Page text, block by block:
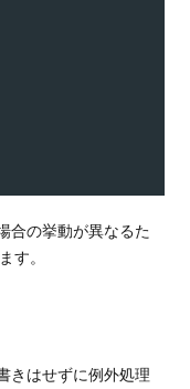
合の挙動が異なるた
す。
きはせずに例外処理